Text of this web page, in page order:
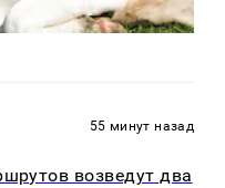
55 минут назад
возведут два